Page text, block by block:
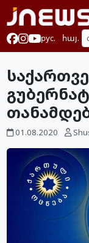
рус. հայ.
01.08.2020